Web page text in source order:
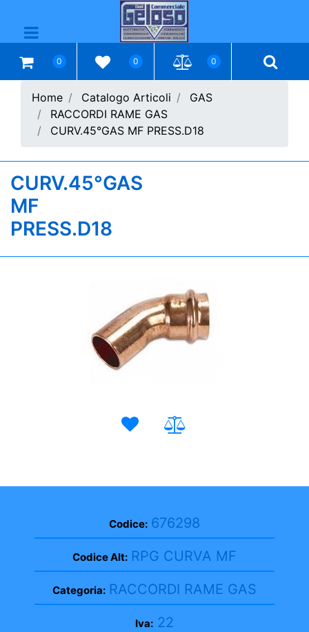
Open menu
0 0 0
Home Catalogo Articoli
GAS
RACCORDI RAME GAS
CURV.45°GAS MF PRESS.D18
CURV.45°GAS
MF
PRESS.D18
Codice: 676298
Codice Alt: RPG CURVA MF
Categoria: RACCORDI RAME GAS
Iva: 22